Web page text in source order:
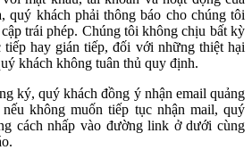
quý khách phải thông báo cho chúng tôi
trái phép. Chúng tôi không chịu bất kỳ
tiếp hay gián tiếp, đối với những thiệt hại
khách không tuân thủ quy định.
ký, quý khách đồng ý nhận email quảng
không muốn tiếp tục nhận mail, quý
cách nhấp vào đường link ở dưới cùng